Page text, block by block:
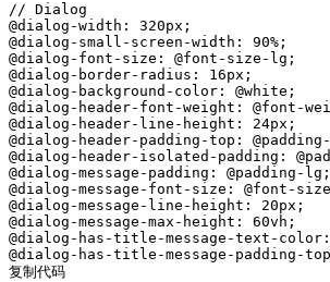
// Dialog
@dialog-width: 320px;
@dialog-small-screen-width: 90%;
@dialog-font-size: @font-size-lg;
@dialog-border-radius: 16px;
@dialog-background-color: @white;
@dialog-header-font-weight: @font-
@dialog-header-line-height: 24px;
@dialog-header-padding-top:
@dialog-header-isolated-padding:
@dialog-message-padding: @padding-lg;
@dialog-message-font-size: @font-
@dialog-message-line-height: 20px;
@dialog-message-max-height: 60vh;
@dialog-has-title-message-text-color:
@dialog-has-title-message-padding-
复制代码